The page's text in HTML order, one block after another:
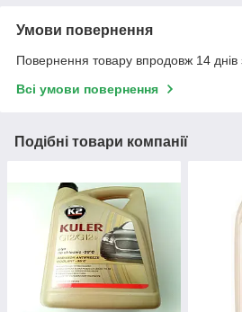
Умови повернення
Повернення товару впродовж 14 днів
Всі умови повернення
Подібні товари компанії